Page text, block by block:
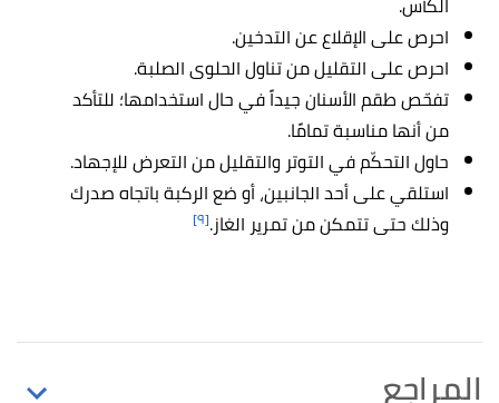
احرص على الإقلاع عن التدخين.
احرص على التقليل من تناول الحلوى الصلبة.
تفحّص طقم الأسنان جيداً في حال استخدامها؛ للتأكد
من أنها مناسبة تمامًا.
حاول التحكّم في التوتر والتقليل من التعرض للإجهاد.
استلقي على أحد الجانبين، أو ضع الركبة باتجاه صدرك
وذلك حتى تتمكن من تمرير الغاز.[٩]
المراجع